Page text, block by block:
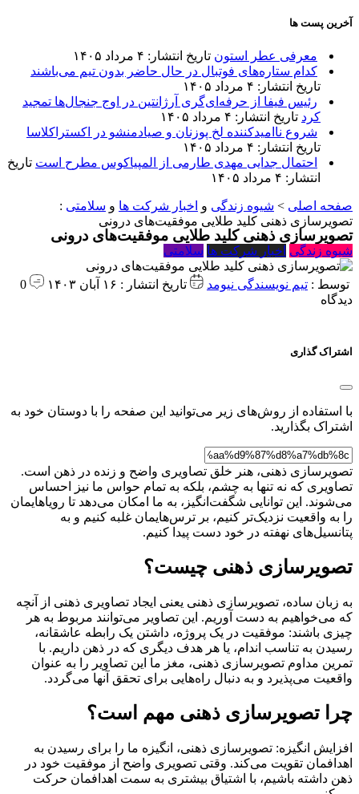
آخرین پست ها
معرفی عطر استون تاریخ انتشار: ۴ مرداد ۱۴۰۵
کدام ستاره‌های فوتبال در حال حاضر بدون تیم می‌باشند
تاریخ انتشار: ۴ مرداد ۱۴۰۵
رئیس فیفا از حرفه‌ای‌گری آرژانتین در اوج جنجال‌ها تمجید
کرد تاریخ انتشار: ۴ مرداد ۱۴۰۵
شروع ناامیدکننده لخ پوزنان و صیادمنشو در اکستراکلاسا
تاریخ انتشار: ۴ مرداد ۱۴۰۵
احتمال جدایی مهدی طارمی از المپیاکوس مطرح است تاریخ
انتشار: ۴ مرداد ۱۴۰۵
صفحه اصلی > شیوه زندگی و اخبار شرکت ها و سلامتی :
تصویرسازی ذهنی کلید طلایی موفقیت‌های درونی
تصویرسازی ذهنی کلید طلایی موفقیت‌های درونی
شیوه زندگی اخبار شرکت ها سلامتی
توسط : تیم نویسندگی نیومد تاریخ انتشار : ۱۶ آبان ۱۴۰۳
0
دیدگاه
اشتراک گذاری
با استفاده از روش‌های زیر می‌توانید این صفحه را با دوستان خود به
اشتراک بگذارید.
تصویرسازی ذهنی، هنر خلق تصاویری واضح و زنده در ذهن است.
تصاویری که نه تنها به چشم، بلکه به تمام حواس ما نیز احساس
می‌شوند. این توانایی شگفت‌انگیز، به ما امکان می‌دهد تا رویاهایمان
را به واقعیت نزدیک‌تر کنیم، بر ترس‌هایمان غلبه کنیم و به
پتانسیل‌های نهفته در خود دست پیدا کنیم.
تصویرسازی ذهنی چیست؟
به زبان ساده، تصویرسازی ذهنی یعنی ایجاد تصاویری ذهنی از آنچه
که می‌خواهیم به دست آوریم. این تصاویر می‌توانند مربوط به هر
چیزی باشند: موفقیت در یک پروژه، داشتن یک رابطه عاشقانه،
رسیدن به تناسب اندام، یا هر هدف دیگری که در ذهن داریم. با
تمرین مداوم تصویرسازی ذهنی، مغز ما این تصاویر را به عنوان
واقعیت می‌پذیرد و به دنبال راه‌هایی برای تحقق آنها می‌گردد.
چرا تصویرسازی ذهنی مهم است؟
افزایش انگیزه: تصویرسازی ذهنی، انگیزه ما را برای رسیدن به
اهدافمان تقویت می‌کند. وقتی تصویری واضح از موفقیت خود در
ذهن داشته باشیم، با اشتیاق بیشتری به سمت اهدافمان حرکت